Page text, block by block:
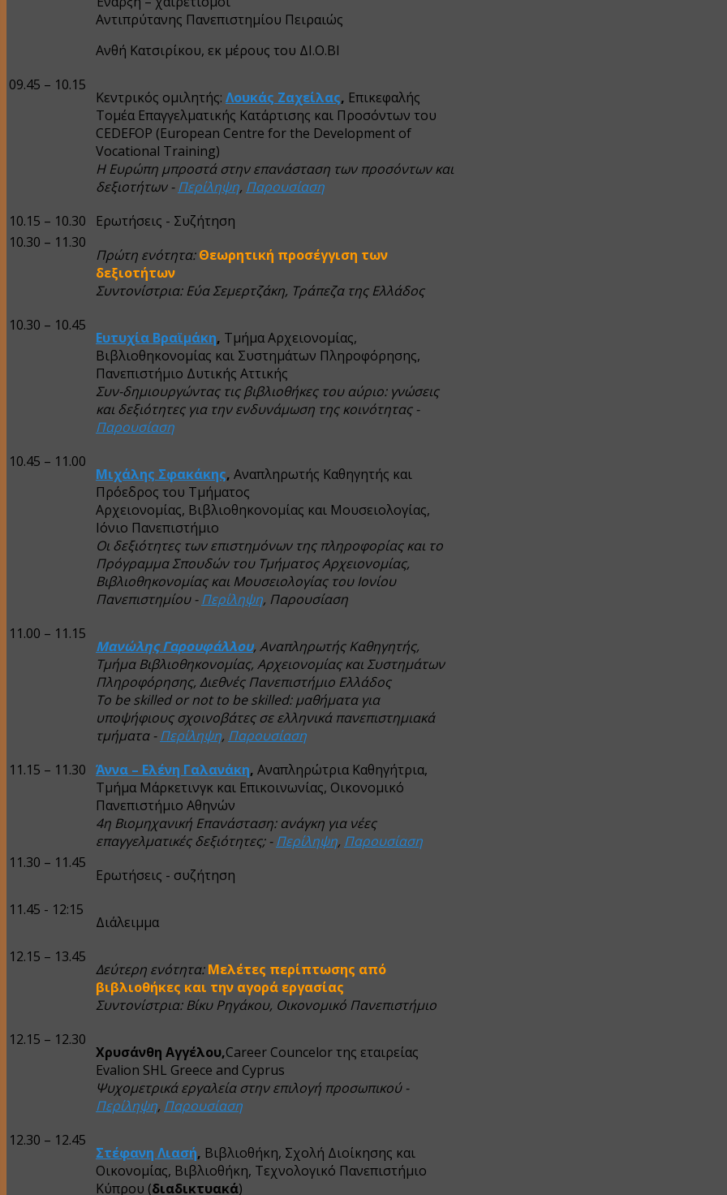
Αντιπρύτανης Πανεπιστημίου Πειραιώς
Ανθή Κατσιρίκου, εκ μέρους του ΔΙ.Ο.ΒΙ
09.45 – 10.15
Κεντρικός ομιλητής: Λουκάς Ζαχείλας, Επικεφαλής
Τομέα Επαγγελματικής Κατάρτισης και Προσόντων του
CEDEFOP (European Centre for the Development of
Vocational Training)
Η Ευρώπη μπροστά στην επανάσταση των προσόντων και
δεξιοτήτων -Περίληψη, Παρουσίαση
10.15 – 10.30
Ερωτήσεις - Συζήτηση
10.30 – 11.30
Πρώτη ενότητα:Θεωρητική προσέγγιση των
δεξιοτήτων
Συντονίστρια: Εύα Σεμερτζάκη, Τράπεζα της Ελλάδος
10.30 – 10.45
Ευτυχία Βραϊμάκη, Τμήμα Αρχειονομίας,
Βιβλιοθηκονομίας και Συστημάτων Πληροφόρησης,
Πανεπιστήμιο Δυτικής Αττικής
Συν-δημιουργώντας τις βιβλιοθήκες του αύριο: γνώσεις
και δεξιότητες για την ενδυνάμωση της κοινότητας -
Παρουσίαση
10.45 – 11.00
Μιχάλης Σφακάκης, Αναπληρωτής Καθηγητής και
Πρόεδρος του Τμήματος
Αρχειονομίας, Βιβλιοθηκονομίας και Μουσειολογίας,
Ιόνιο Πανεπιστήμιο
Οι δεξιότητες των επιστημόνων της πληροφορίας και το
Πρόγραμμα Σπουδών του Τμήματος Αρχειονομίας,
Βιβλιοθηκονομίας και Μουσειολογίας του Ιονίου
Πανεπιστημίου -Περίληψη, Παρουσίαση
11.00 – 11.15
Μανώλης Γαρουφάλλου, Αναπληρωτής Καθηγητής,
Τμήμα Βιβλιοθηκονομίας, Αρχειονομίας και Συστημάτων
Πληροφόρησης, Διεθνές Πανεπιστήμιο Ελλάδος
To be skilled or not to be skilled: μαθήματα για
υποψήφιους σχοινοβάτες σε ελληνικά πανεπιστημιακά
τμήματα -Περίληψη, Παρουσίαση
11.15 – 11.30 Άννα – Ελένη Γαλανάκη, Αναπληρώτρια Καθηγήτρια,
Τμήμα Μάρκετινγκ και Επικοινωνίας, Οικονομικό
Πανεπιστήμιο Αθηνών
4η Βιομηχανική Επανάσταση: ανάγκη για νέες
επαγγελματικές δεξιότητες; -Περίληψη, Παρουσίαση
11.30 – 11.45
Ερωτήσεις - συζήτηση
11.45 - 12:15
Διάλειμμα
12.15 – 13.45
Δεύτερη ενότητα:Μελέτες περίπτωσης από
βιβλιοθήκες και την αγορά εργασίας
Συντονίστρια: Βίκυ Ρηγάκου, Οικονομικό Πανεπιστήμιο
12.15 – 12.30
Χρυσάνθη Αγγέλου,Career Councelor της εταιρείας
Evalion SHL Greece and Cyprus
Ψυχομετρικά εργαλεία στην επιλογή προσωπικού -
Περίληψη, Παρουσίαση
12.30 – 12.45
Στέφανη Λιασή, Βιβλιοθήκη, Σχολή Διοίκησης και
Οικονομίας, Βιβλιοθήκη, Τεχνολογικό Πανεπιστήμιο
Κύπρου (διαδικτυακά)